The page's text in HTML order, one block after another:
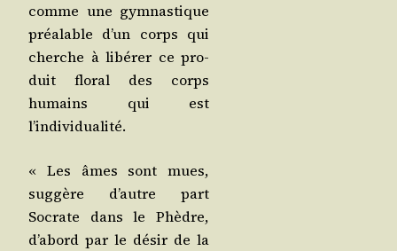
comme une gym­nas­tique
préa­lable d’un corps qui
cherche à libé­rer ce pro­
duit flo­ral des corps
humains qui est
l’individualité.
« Les âmes sont mues,
sug­gère d’autre part
Socrate dans le Phèdre,
d’a­bord par le désir de la